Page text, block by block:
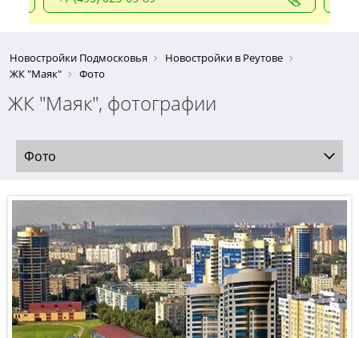
Новостройки Подмосковья
Новостройки в Реутове
ЖК "Маяк"
Фото
ЖК "Маяк", фотографии
Фото